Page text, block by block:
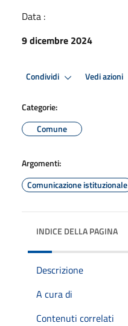
Data :
9 dicembre 2024
Condividi Vedi azioni
Categorie:
Comune
Argomenti:
Comunicazione istituzionale
INDICE DELLA PAGINA
Descrizione
A cura di
Contenuti correlati